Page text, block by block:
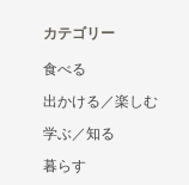
カテゴリー
食べる
出かける／楽しむ
学ぶ／知る
暮らす